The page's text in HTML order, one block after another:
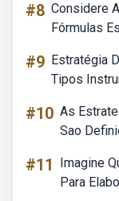
#8 Considere
Fórmulas
#9 Estratégia
Tipos
#10 As
Sao
#11
Imagine
Para